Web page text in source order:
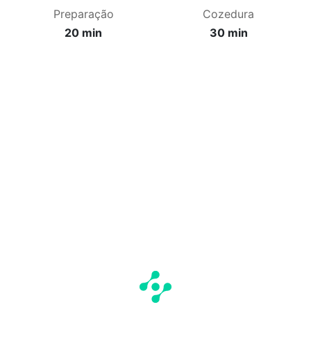
Preparação
20 min
Cozedura
30 min